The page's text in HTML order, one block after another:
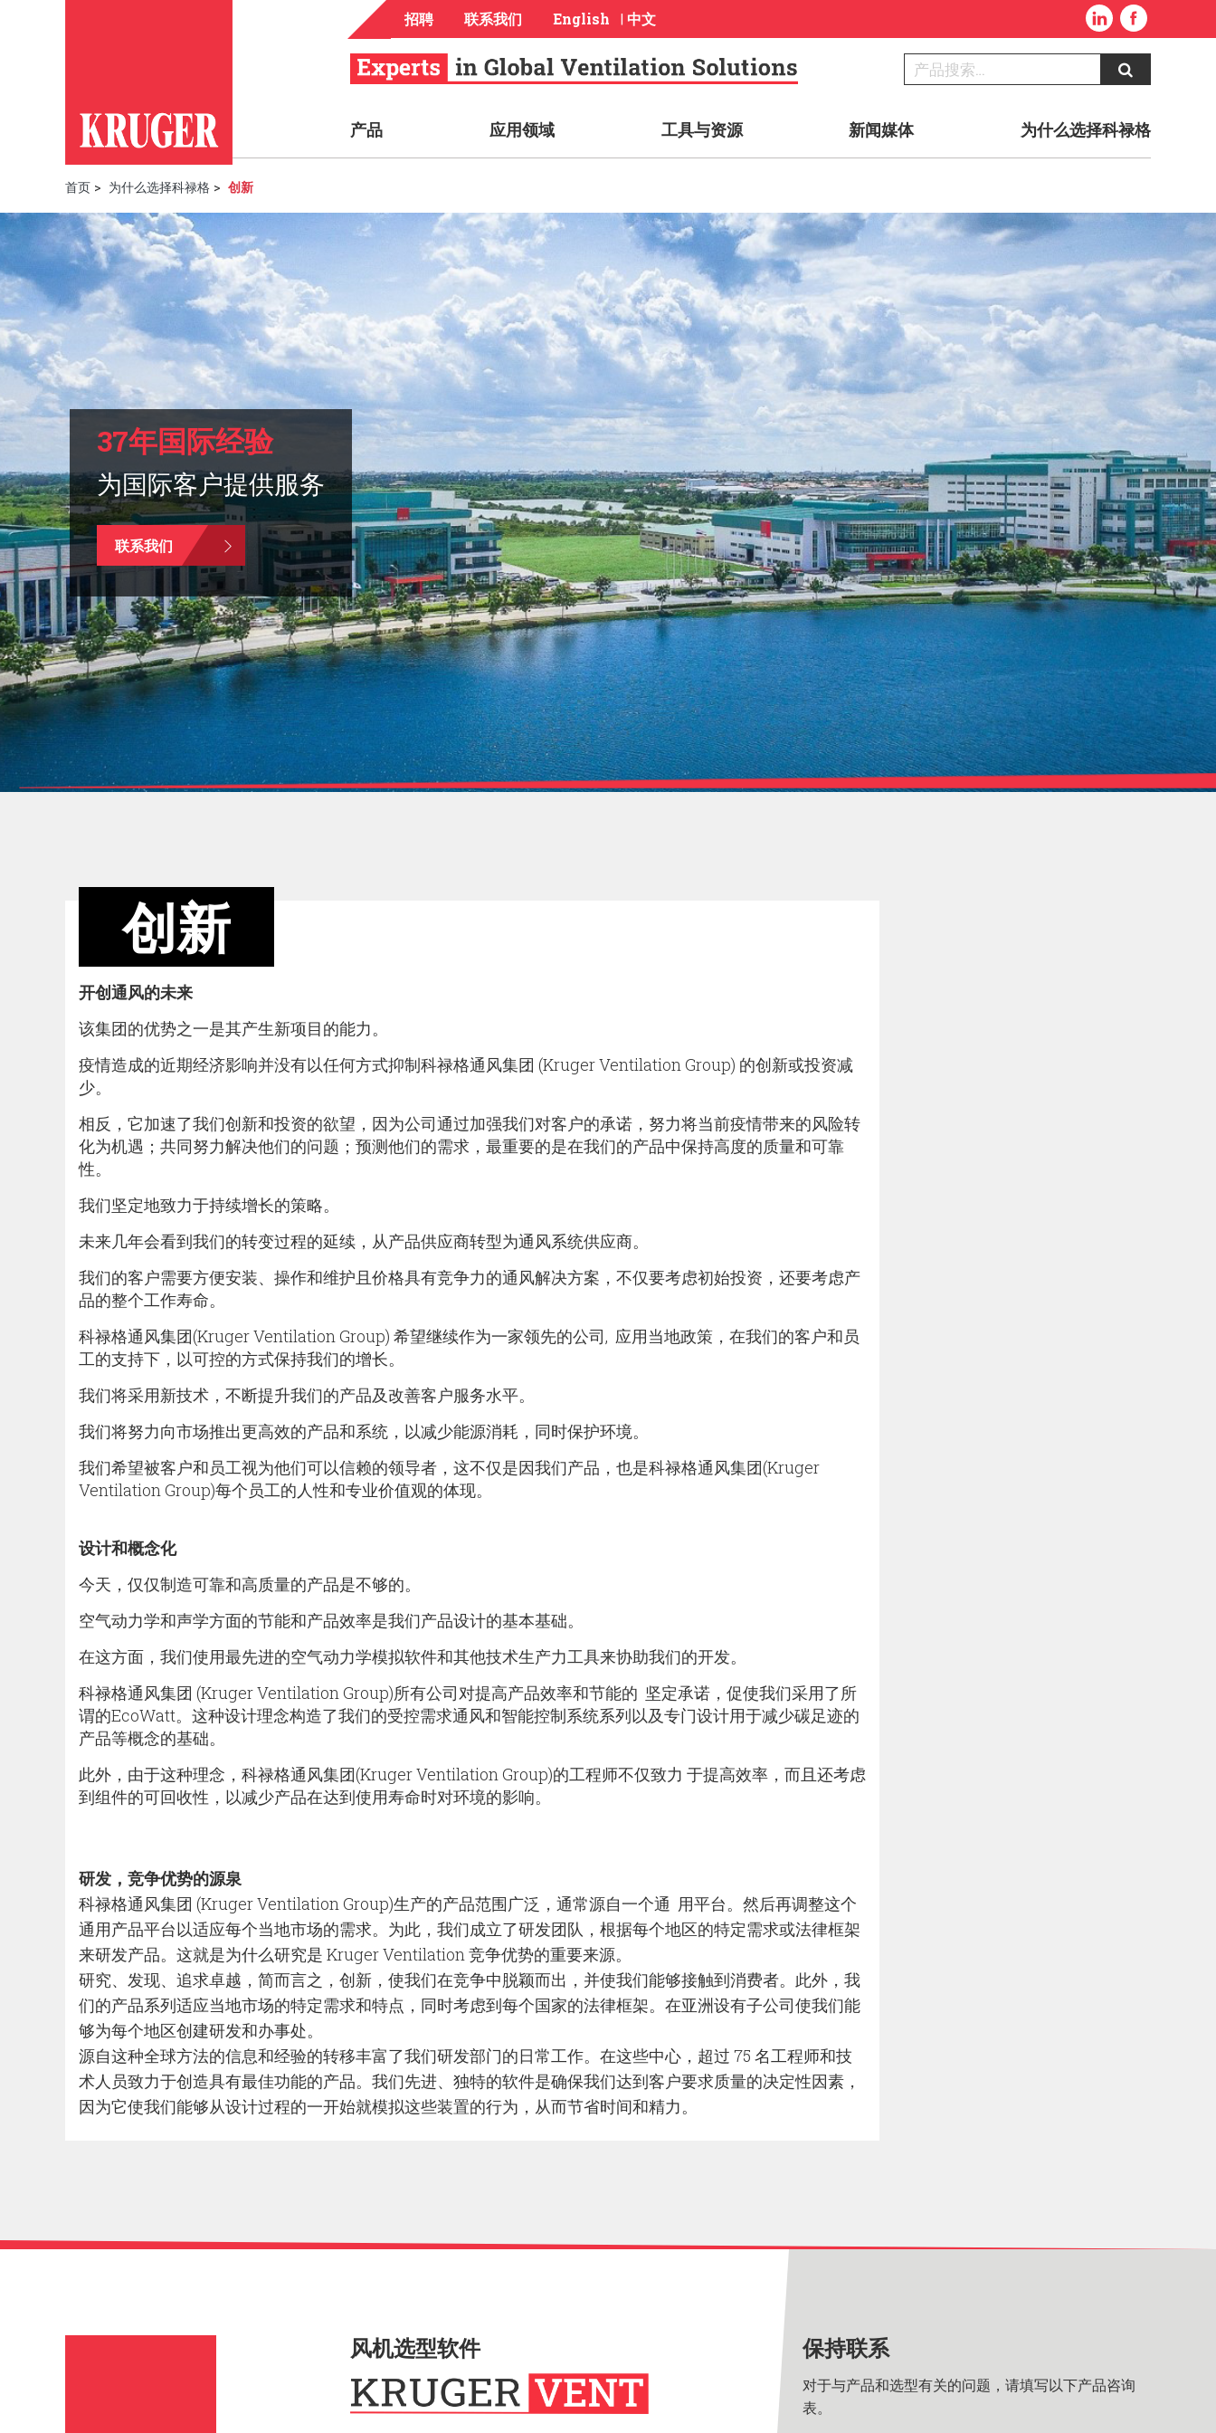
招聘 联系我们 English | 中文
产品 应用领域 工具与资源 新闻媒体 为什么选择科禄格
首页 > 为什么选择科禄格 > 创新
37年国际经验
为国际客户提供服务
联系我们
创新
开创通风的未来
该集团的优势之一是其产生新项目的能力。
疫情造成的近期经济影响并没有以任何方式抑制科禄格通风集团 (Kruger Ventilation Group) 的创新或投资减
少。
相反，它加速了我们创新和投资的欲望，因为公司通过加强我们对客户的承诺，努力将当前疫情带来的风险转
化为机遇；共同努力解决他们的问题；预测他们的需求，最重要的是在我们的产品中保持高度的质量和可靠
性。
我们坚定地致力于持续增长的策略。
未来几年会看到我们的转变过程的延续，从产品供应商转型为通风系统供应商。
我们的客户需要方便安装、操作和维护且价格具有竞争力的通风解决方案，不仅要考虑初始投资，还要考虑产
品的整个工作寿命。
科禄格通风集团(Kruger Ventilation Group) 希望继续作为一家领先的公司, 应用当地政策，在我们的客户和员
工的支持下，以可控的方式保持我们的增长。
我们将采用新技术，不断提升我们的产品及改善客户服务水平。
我们将努力向市场推出更高效的产品和系统，以减少能源消耗，同时保护环境。
我们希望被客户和员工视为他们可以信赖的领导者，这不仅是因我们产品，也是科禄格通风集团(Kruger
Ventilation Group)每个员工的人性和专业价值观的体现。
设计和概念化
今天，仅仅制造可靠和高质量的产品是不够的。
空气动力学和声学方面的节能和产品效率是我们产品设计的基本基础。
在这方面，我们使用最先进的空气动力学模拟软件和其他技术生产力工具来协助我们的开发。
科禄格通风集团 (Kruger Ventilation Group)所有公司对提高产品效率和节能的 坚定承诺，促使我们采用了所
谓的EcoWatt。这种设计理念构造了我们的受控需求通风和智能控制系统系列以及专门设计用于减少碳足迹的
产品等概念的基础。
此外，由于这种理念，科禄格通风集团(Kruger Ventilation Group)的工程师不仅致力 于提高效率，而且还考虑
到组件的可回收性，以减少产品在达到使用寿命时对环境的影响。
研发，竞争优势的源泉
科禄格通风集团 (Kruger Ventilation Group)生产的产品范围广泛，通常源自一个通 用平台。然后再调整这个
通用产品平台以适应每个当地市场的需求。为此，我们成立了研发团队，根据每个地区的特定需求或法律框架
来研发产品。这就是为什么研究是 Kruger Ventilation 竞争优势的重要来源。
研究、发现、追求卓越，简而言之，创新，使我们在竞争中脱颖而出，并使我们能够接触到消费者。此外，我
们的产品系列适应当地市场的特定需求和特点，同时考虑到每个国家的法律框架。在亚洲设有子公司使我们能
够为每个地区创建研发和办事处。
源自这种全球方法的信息和经验的转移丰富了我们研发部门的日常工作。在这些中心，超过 75 名工程师和技
术人员致力于创造具有最佳功能的产品。我们先进、独特的软件是确保我们达到客户要求质量的决定性因素，
因为它使我们能够从设计过程的一开始就模拟这些装置的行为，从而节省时间和精力。
风机选型软件 保持联系
对于与产品和选型有关的问题，请填写以下产品咨询
表。